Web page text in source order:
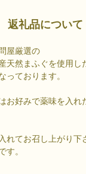
返礼品について
屋厳選の
天然まふぐを使用し
っております。
お好みで薬味を入
れてお召し上がり下
す。